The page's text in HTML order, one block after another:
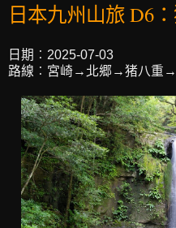
日本九州山旅 D6
日期︰2025-07-03
路線︰宮崎→北郷→猪八重